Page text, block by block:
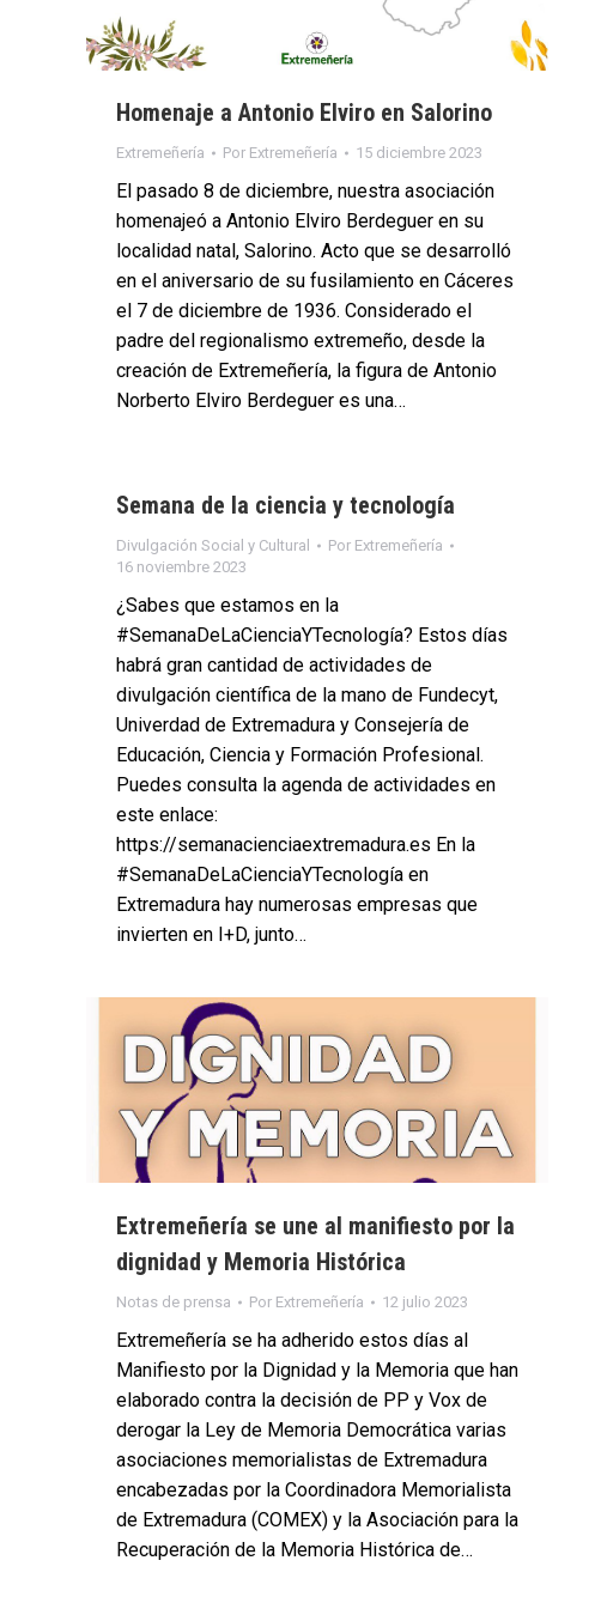
Homenaje a Antonio Elviro en Salorino
Extremeñería Por Extremeñería 15 diciembre 2023
El pasado 8 de diciembre, nuestra asociación
homenajeó a Antonio Elviro Berdeguer en su
localidad natal, Salorino. Acto que se desarrolló
en el aniversario de su fusilamiento en Cáceres
el 7 de diciembre de 1936. Considerado el
padre del regionalismo extremeño, desde la
creación de Extremeñería, la figura de Antonio
Norberto Elviro Berdeguer es una…
Semana de la ciencia y tecnología
Divulgación Social y Cultural Por Extremeñería
16 noviembre 2023
¿Sabes que estamos en la
#SemanaDeLaCienciaYTecnología? Estos días
habrá gran cantidad de actividades de
divulgación científica de la mano de Fundecyt,
Univerdad de Extremadura y Consejería de
Educación, Ciencia y Formación Profesional.
Puedes consulta la agenda de actividades en
este enlace:
https://semanacienciaextremadura.es En la
#SemanaDeLaCienciaYTecnología en
Extremadura hay numerosas empresas que
invierten en I+D, junto…
Extremeñería se une al manifiesto por la
dignidad y Memoria Histórica
Notas de prensa Por Extremeñería 12 julio 2023
Extremeñería se ha adherido estos días al
Manifiesto por la Dignidad y la Memoria que han
elaborado contra la decisión de PP y Vox de
derogar la Ley de Memoria Democrática varias
asociaciones memorialistas de Extremadura
encabezadas por la Coordinadora Memorialista
de Extremadura (COMEX) y la Asociación para la
Recuperación de la Memoria Histórica de…